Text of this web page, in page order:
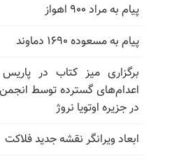
پیام به مراد ۹۰۰ اهواز
پیام به مسعوده ۱۶۹۰ دماوند
برگزاری میز کتاب در
اعدام‌های گسترده توسط انجمن
در جزیره اوتویا نروژ
ابعاد ویرانگر نقشه جدید فلاکت